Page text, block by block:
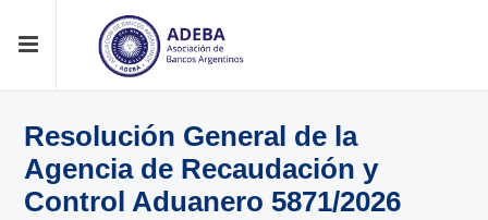
Resolución General de la
Agencia de Recaudación y
Control Aduanero 5871/2026